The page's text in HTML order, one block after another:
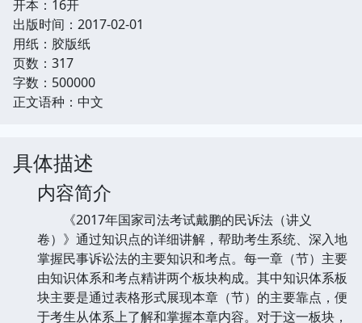
开本：16开
出版时间：2017-02-01
用纸：胶版纸
页数：317
字数：500000
正文语种：中文
具体描述
内容简介
《2017年国家司法考试戴鹏的民诉法（讲义
卷）》通过知识点的详细讲解，帮助考生系统、深入地
掌握民事诉讼法的主要知识和考点。每一章（节）主要
由知识体系和考点精讲两个板块构成。其中知识体系板
块主要是通过表格形式展现本章（节）的主要靠点，便
于考生从体系上了解和掌握本章内容。对于这一板块，